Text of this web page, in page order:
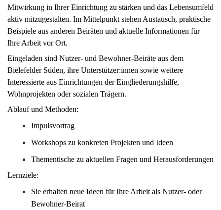
Mitwirkung in Ihrer Einrichtung zu stärken und das Lebensumfeld
aktiv mitzugestalten. Im Mittelpunkt stehen Austausch, praktische
Beispiele aus anderen Beiräten und aktuelle Informationen für
Ihre Arbeit vor Ort.
Eingeladen sind Nutzer- und Bewohner-Beiräte aus dem
Bielefelder Süden, ihre Unterstützer:innen sowie weitere
Interessierte aus Einrichtungen der Eingliederungshilfe,
Wohnprojekten oder sozialen Trägern.
Ablauf und Methoden:
Impulsvortrag
Workshops zu konkreten Projekten und Ideen
Thementische zu aktuellen Fragen und Herausforderungen
Lernziele:
Sie erhalten neue Ideen für Ihre Arbeit als Nutzer- oder
Bewohner-Beirat